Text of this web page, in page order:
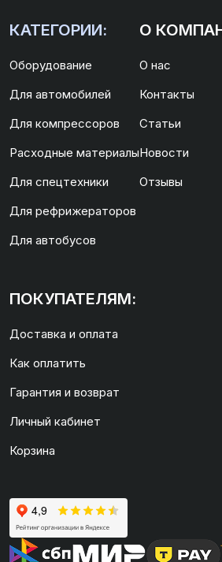
КАТЕГОРИИ:
Оборудование
Для автомобилей
Для компрессоров
Расходные материалы
Для спецтехники
Для рефрижераторов
Для автобусов
О
О нас
Контакты
Статьи
Новости
Отзывы
ПОКУПАТЕЛЯМ:
Доставка и оплата
Как оплатить
Гарантия и возврат
Личный кабинет
Корзина